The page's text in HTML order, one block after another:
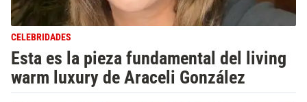
CELEBRIDADES
Esta es la pieza fundamental del living
warm luxury de Araceli González